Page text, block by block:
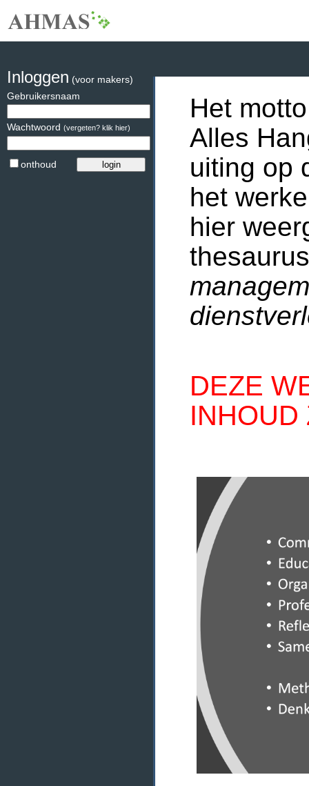
Het
Alles
uiting op
het
hier
DEZE
INHOUD
Inloggen (voor makers)
Gebruikersnaam
Wachtwoord (vergeten? klik hier)
onthoud